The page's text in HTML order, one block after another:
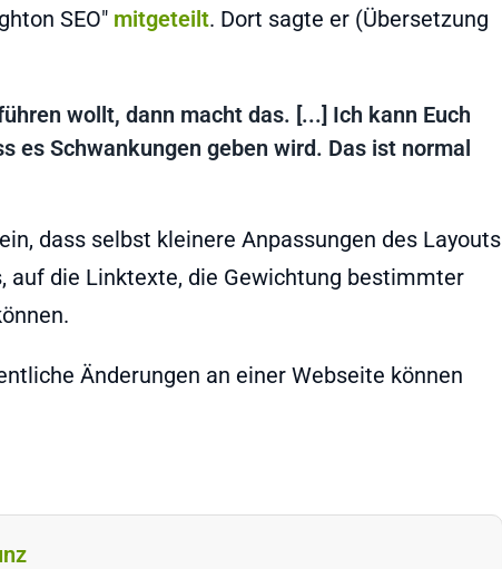
SEO" mitgeteilt. Dort sagte er (Übersetzung
wollt, dann macht das. [...] Ich kann Euch
es Schwankungen geben wird. Das ist normal
dass selbst kleinere Anpassungen des Layouts
auf die Linktexte, die Gewichtung bestimmter
Änderungen an einer Webseite können